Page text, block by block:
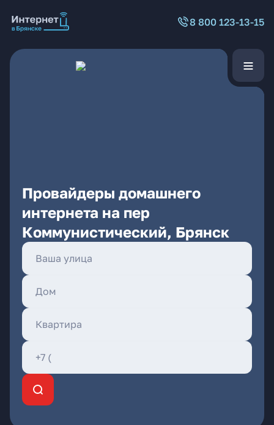
8 800 123-13-15
Провайдеры домашнего
интернета на пер
Коммунистический, Брянск